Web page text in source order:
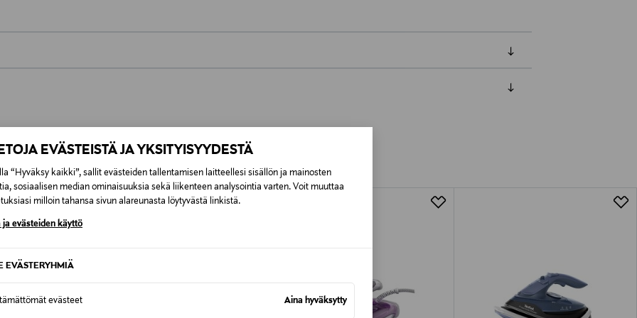
EVÄSTEISTÄ JA YKSITYISYYDESTÄ
“Hyväksy kaikki”, sallit evästeiden tallentamisen laitteellesi sisällön ja mainosten
sosiaalisen median ominaisuuksia sekä liikenteen analysointia varten. Voit muuttaa
milloin tahansa sivun alareunasta löytyvästä linkistä.
ja evästeiden käyttö
EVÄSTERYHMIÄ
evästeet Aina hyväksytty
7,90 €–50,00 € kuljetusyhtiöstä ja tuotteen koosta riippuen
Alk. 6,90 €, kun toimitus on saatavilla valittuun osoitteeseen.
ilmoittaa palautuksesta etukäteen.
NÄISTÄ